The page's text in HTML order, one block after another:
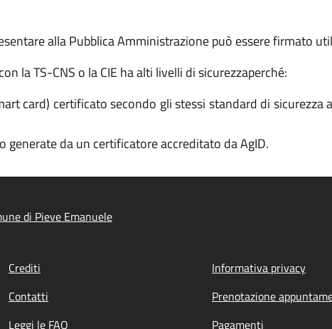
alla Pubblica Amministrazione può essere firmato
la TS-CNS o la CIE ha alti livelli di sicurezzaperché:
card) certificato secondo gli stessi standard di sicurezza
generate da un certificatore accreditato da AgID.
di Pieve Emanuele
Crediti Informativa privacy
Contatti Prenotazione
Leggi le FAQ Pagamenti